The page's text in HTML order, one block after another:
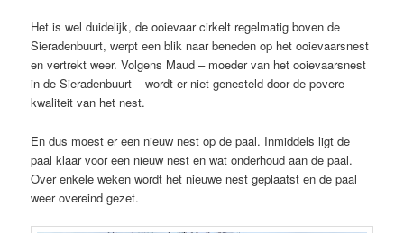
Het is wel duidelijk, de ooievaar cirkelt regelmatig boven de
Sieradenbuurt, werpt een blik naar beneden op het ooievaarsnest
en vertrekt weer. Volgens Maud – moeder van het ooievaarsnest
in de Sieradenbuurt – wordt er niet genesteld door de povere
kwaliteit van het nest.
En dus moest er een nieuw nest op de paal. Inmiddels ligt de
paal klaar voor een nieuw nest en wat onderhoud aan de paal.
Over enkele weken wordt het nieuwe nest geplaatst en de paal
weer overeind gezet.